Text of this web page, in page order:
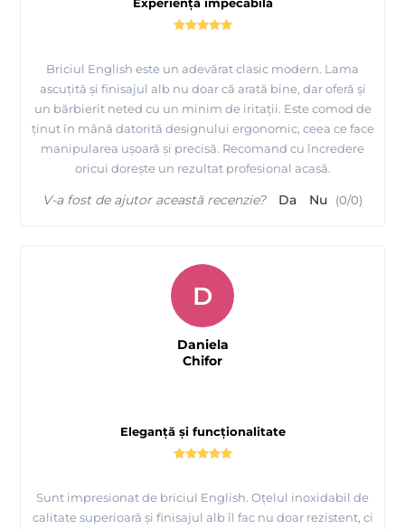
Experiență impecabilă
Briciul English este un adevărat clasic modern. Lama
ascuțită și finisajul alb nu doar că arată bine, dar oferă și
un bărbierit neted cu un minim de iritații. Este comod de
ținut în mână datorită designului ergonomic, ceea ce face
manipularea ușoară și precisă. Recomand cu încredere
oricui dorește un rezultat profesional acasă.
V-a fost de ajutor această recenzie? Da Nu (0/0)
Eleganță și funcționalitate
Sunt impresionat de briciul English. Oțelul inoxidabil de
calitate superioară și finisajul alb îl fac nu doar rezistent, ci
D
Daniela
Chifor